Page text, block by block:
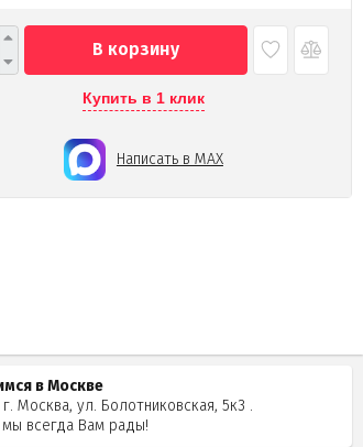
В корзину
Купить в 1 клик
Написать в MAX
в Москве
Москва, ул. Болотниковская, 5к3 .
всегда Вам рады!